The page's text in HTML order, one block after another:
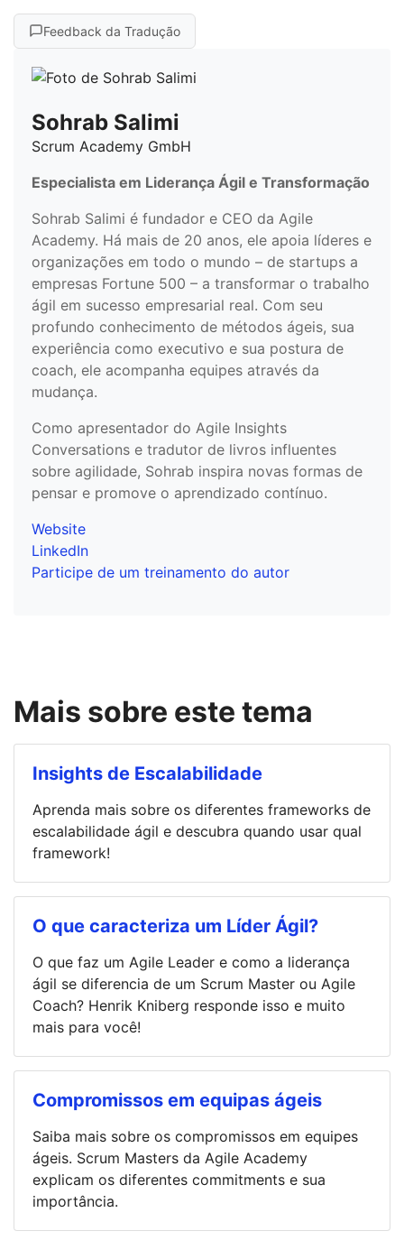
Feedback da Tradução
Sohrab Salimi
Scrum Academy GmbH
Especialista em Liderança Ágil e Transformação
Sohrab Salimi é fundador e CEO da Agile
Academy. Há mais de 20 anos, ele apoia líderes e
organizações em todo o mundo – de startups a
empresas Fortune 500 – a transformar o trabalho
ágil em sucesso empresarial real. Com seu
profundo conhecimento de métodos ágeis, sua
experiência como executivo e sua postura de
coach, ele acompanha equipes através da
mudança.
Como apresentador do Agile Insights
Conversations e tradutor de livros influentes
sobre agilidade, Sohrab inspira novas formas de
pensar e promove o aprendizado contínuo.
Website
LinkedIn
Participe de um treinamento do autor
Mais sobre este tema
Insights de Escalabilidade
Aprenda mais sobre os diferentes frameworks de
escalabilidade ágil e descubra quando usar qual
framework!
O que caracteriza um Líder Ágil?
O que faz um Agile Leader e como a liderança
ágil se diferencia de um Scrum Master ou Agile
Coach? Henrik Kniberg responde isso e muito
mais para você!
Compromissos em equipas ágeis
Saiba mais sobre os compromissos em equipes
ágeis. Scrum Masters da Agile Academy
explicam os diferentes commitments e sua
importância.